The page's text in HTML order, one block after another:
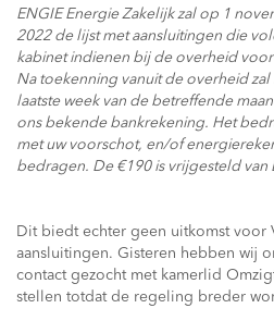
ENGIE Energie Zakelijk zal op 1
2022 de lijst met aansluitingen die
kabinet indienen bij de overheid
Na toekenning vanuit de overheid zal
laatste week van de betreffende
ons bekende bankrekening. Het
met uw voorschot, en/of
bedragen. De €190 is vrijgesteld van
Dit biedt echter geen uitkomst voor
aansluitingen. Gisteren hebben wij
contact gezocht met kamerlid
stellen totdat de regeling breder